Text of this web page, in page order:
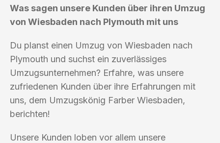
Was sagen unsere Kunden über ihren Umzug
von Wiesbaden nach Plymouth mit uns
Du planst einen Umzug von Wiesbaden nach
Plymouth und suchst ein zuverlässiges
Umzugsunternehmen? Erfahre, was unsere
zufriedenen Kunden über ihre Erfahrungen mit
uns, dem Umzugskönig Farber Wiesbaden,
berichten!
Unsere Kunden loben vor allem unsere